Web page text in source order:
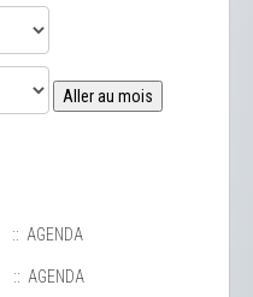
Aller au mois
:: AGENDA
:: AGENDA